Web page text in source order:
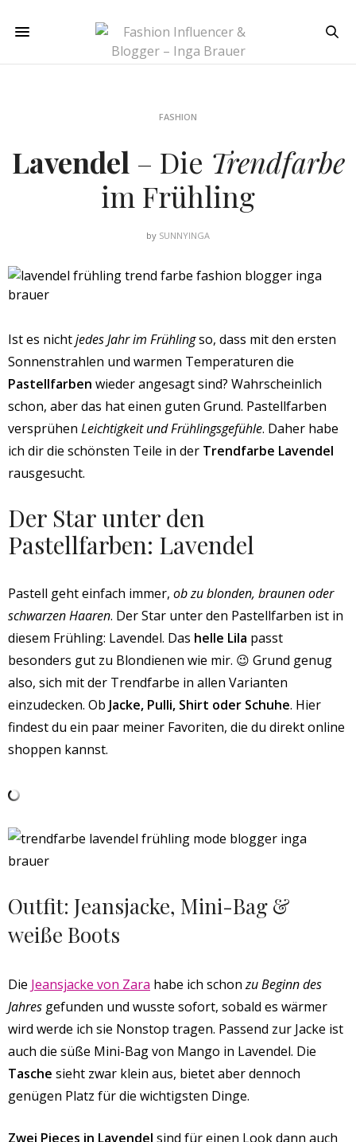
FASHION
Lavendel – Die Trendfarbe
im Frühling
by SUNNYINGA
Ist es nichtjedes Jahr im Frühlingso, dass mit den ersten
Sonnenstrahlen und warmen Temperaturen die
Pastellfarben wieder angesagt sind? Wahrscheinlich
schon, aber das hat einen guten Grund. Pastellfarben
versprühen Leichtigkeit und Frühlingsgefühle. Daher habe
ich dir die schönsten Teile in der Trendfarbe Lavendel
rausgesucht.
Der Star unter den
Pastellfarben: Lavendel
Pastell geht einfach immer, ob zu blonden, braunen oder
schwarzen Haaren. Der Star unter den Pastellfarben ist in
diesem Frühling: Lavendel. Das helle Lila passt
besonders gut zu Blondienen wie mir. 😉 Grund genug
also, sich mit der Trendfarbe in allen Varianten
einzudecken. Ob Jacke, Pulli, Shirt oder Schuhe. Hier
findest du ein paar meiner Favoriten, die du direkt online
shoppen kannst.
Outfit: Jeansjacke, Mini-Bag &
weiße Boots
Die Jeansjacke von Zara habe ich schonzu Beginn des
Jahres gefunden und wusste sofort, sobald es wärmer
wird werde ich sie Nonstop tragen. Passend zur Jacke ist
auch die süße Mini-Bag von Mango in Lavendel. Die
Tasche sieht zwar klein aus, bietet aber dennoch
genügen Platz für die wichtigsten Dinge.
Zwei Pieces in Lavendel sind für einen Look dann auch